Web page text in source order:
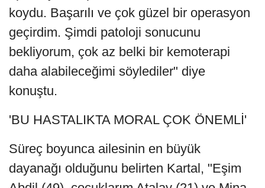
koydu. Başarılı ve çok güzel bir operasyon
geçirdim. Şimdi patoloji sonucunu
bekliyorum, çok az belki bir kemoterapi
daha alabileceğimi söylediler" diye
konuştu.
'BU HASTALIKTA MORAL ÇOK ÖNEMLİ'
Süreç boyunca ailesinin en büyük
dayanağı olduğunu belirten Kartal, "Eşim